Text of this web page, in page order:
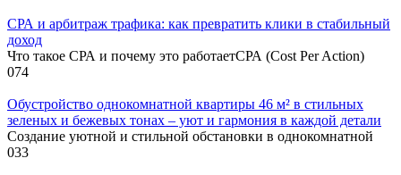
СРА и арбитраж трафика: как превратить клики в стабильный
доход
Что такое СРА и почему это работаетСРА (Cost Per Action)
074
Обустройство однокомнатной квартиры 46 м² в стильных
зеленых и бежевых тонах – уют и гармония в каждой детали
Создание уютной и стильной обстановки в однокомнатной
033